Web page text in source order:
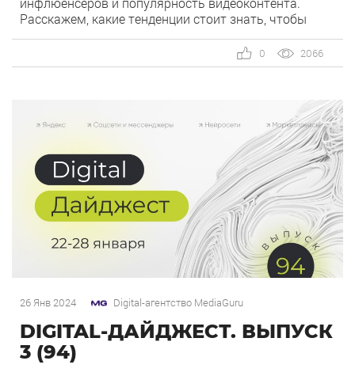
Расскажем, какие тенденции стоит знать, чтобы
конкурентной борьбы. А некоторые направления
прокомментировали наши эксперты. Развитие
2066
0
26 Янв 2024 Digital-агентство MediaGuru
DIGITAL-ДАЙДЖЕСТ. ВЫПУСК
3 (94)